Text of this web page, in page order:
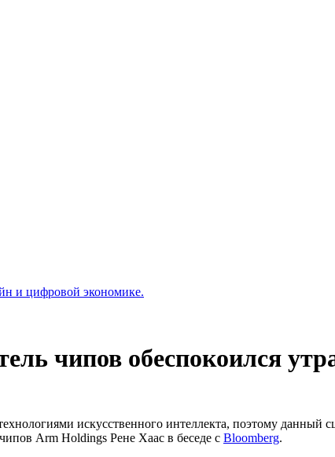
и цифровой экономике.
чипов обеспокоился
искусственного интеллекта, поэтому данный
Arm Holdings Рене Хаас в беседе с Bloomberg.